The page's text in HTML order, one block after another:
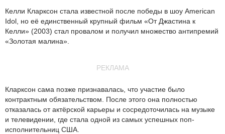
Келли Кларксон стала известной после победы в шоу American
Idol, но её единственный крупный фильм «От Джастина к
Келли» (2003) стал провалом и получил множество антипремий
«Золотая малина».
РЕКЛАМА
Кларксон сама позже признавалась, что участие было
контрактным обязательством. После этого она полностью
отказалась от актёрской карьеры и сосредоточилась на музыке
и телевидении, где стала одной из самых успешных поп-
исполнительниц США.